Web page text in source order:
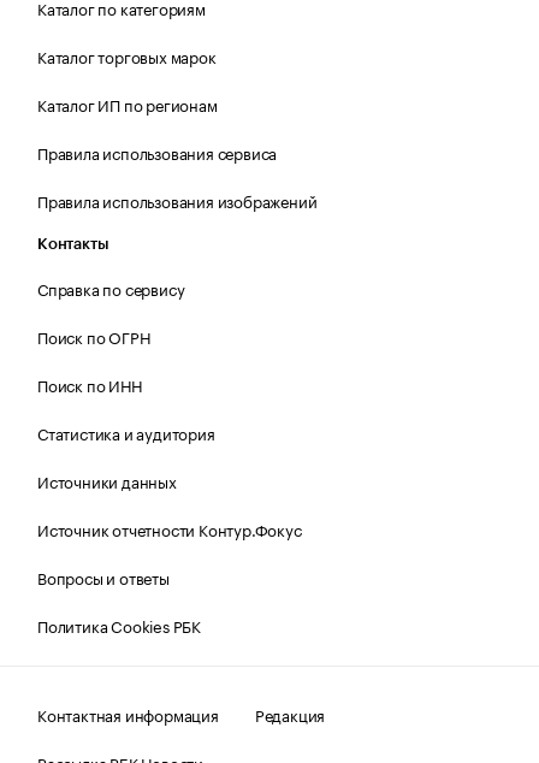
Каталог по категориям
Каталог торговых марок
Каталог ИП по регионам
Правила использования сервиса
Правила использования изображений
Контакты
Справка по сервису
Поиск по ОГРН
Поиск по ИНН
Статистика и аудитория
Источники данных
Источник отчетности Контур.Фокус
Вопросы и ответы
Политика Cookies РБК
Контактная информация
Редакция